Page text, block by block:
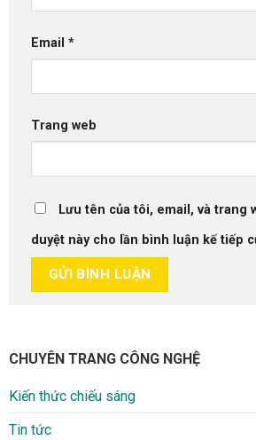
Email *
Trang web
Lưu tên của tôi, email, và trang
duyệt này cho lần bình luận kế tiếp
CHUYÊN TRANG CÔNG NGHỆ
Kiến thức chiếu sáng
Tin tức